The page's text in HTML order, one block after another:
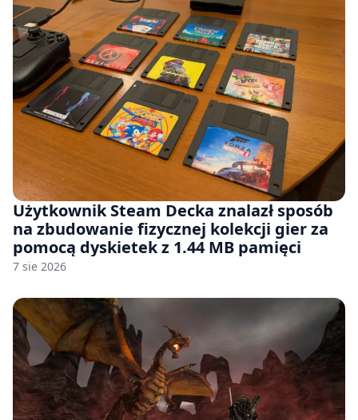
Użytkownik Steam Decka znalazł sposób
na zbudowanie fizycznej kolekcji gier za
pomocą dyskietek z 1.44 MB pamięci
7 sie 2026